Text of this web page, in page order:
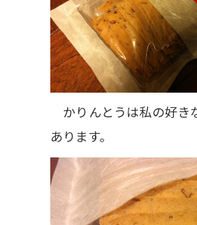
かりんとうは私の好き
あります。